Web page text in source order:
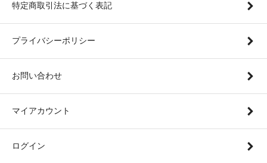
特定商取引法に基づく表記
プライバシーポリシー
お問い合わせ
マイアカウント
ログイン